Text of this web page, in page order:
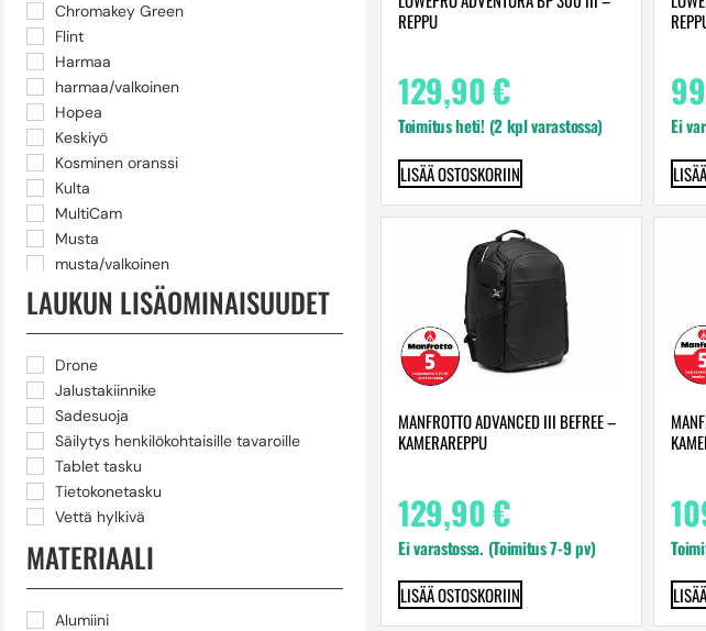
Chromakey Green
Flint
Harmaa
harmaa/valkoinen
Hopea
Keskiyö
Kosminen oranssi
Kulta
MultiCam
Musta
musta/valkoinen
Mustansininen
Oranssi
Pehmeän­pinkki
Pinkki
Punainen
Purppura
Ruskea
Shadow Grey
Sininen
Super White
Tähtimusta
Tähtivalkea
taivas
Valkoinen
LAUKUN LISÄOMINAISUUDET
Drone
Jalustakiinnike
Sadesuoja
Säilytys henkilökohtaisille tavaroille
Tablet tasku
Tietokonetasku
Vettä hylkivä
MATERIAALI
Alumiini
REPPU
129,90€
Toimitus heti! (2 kpl varastossa)
LISÄÄ OSTOSKORIIN
Ei
MANFROTTO ADVANCED III BEFREE –
KAMERAREPPU
129,90€
Ei varastossa. (Toimitus 7-9 pv)
LISÄÄ OSTOSKORIIN